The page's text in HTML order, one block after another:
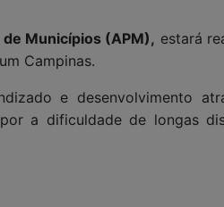
Municípios (APM), estará
Campinas.
e desenvolvimento
a dificuldade de longas